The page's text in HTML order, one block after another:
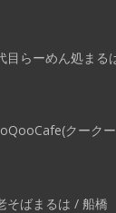
目らーめん処まる
クーク
そばまるは / 船橋